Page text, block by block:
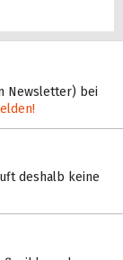
Newsletter) bei
deshalb keine